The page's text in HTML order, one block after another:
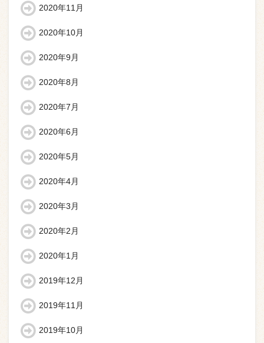
2020年11月
2020年10月
2020年9月
2020年8月
2020年7月
2020年6月
2020年5月
2020年4月
2020年3月
2020年2月
2020年1月
2019年12月
2019年11月
2019年10月